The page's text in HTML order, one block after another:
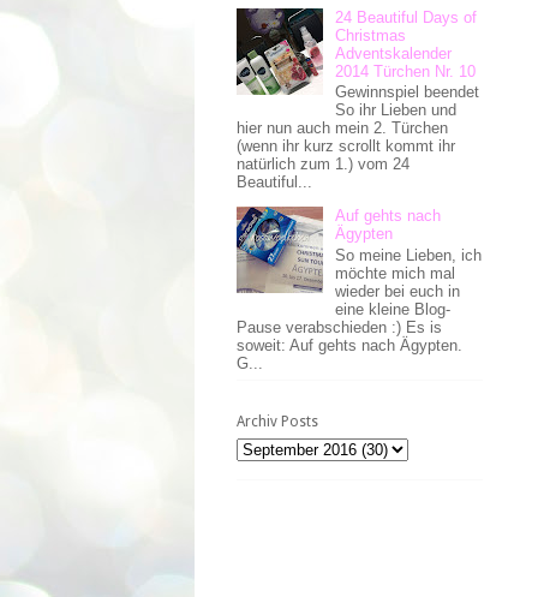
24 Beautiful Days of
Christmas
Adventskalender
2014 Türchen Nr. 10
Gewinnspiel beendet
So ihr Lieben und
hier nun auch mein 2. Türchen
(wenn ihr kurz scrollt kommt ihr
natürlich zum 1.) vom 24
Beautiful...
Auf gehts nach
Ägypten
So meine Lieben, ich
möchte mich mal
wieder bei euch in
eine kleine Blog-
Pause verabschieden :) Es is
soweit: Auf gehts nach Ägypten.
G...
Archiv Posts